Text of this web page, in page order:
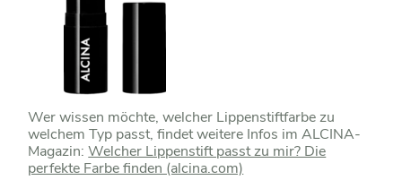
Wer wissen möchte, welcher Lippenstiftfarbe zu
welchem Typ passt, findet weitere Infos im ALCINA-
Magazin:Welcher Lippenstift passt zu mir? Die
perfekte Farbe finden (alcina.com)